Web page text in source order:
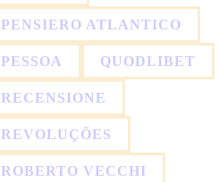
PENSIERO ATLANTICO
PESSOA QUODLIBET
RECENSIONE
REVOLUÇÕES
ROBERTO VECCHI